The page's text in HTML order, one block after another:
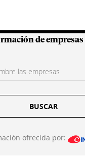
de empresas
BUSCAR
ofrecida por: